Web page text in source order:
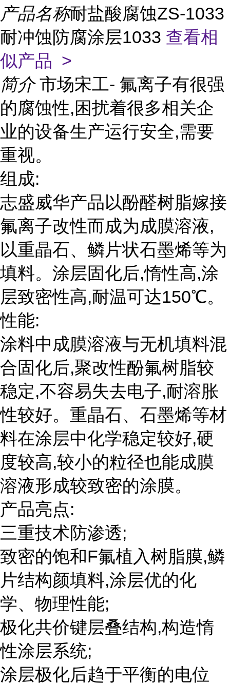
产品名称耐盐酸腐蚀ZS-1033
耐冲蚀防腐涂层1033 查看相
似产品 >
简介 市场宋工- 氟离子有很强
的腐蚀性,困扰着很多相关企
业的设备生产运行安全,需要
重视。
组成:
志盛威华产品以酚醛树脂嫁接
氟离子改性而成为成膜溶液,
以重晶石、鳞片状石墨烯等为
填料。涂层固化后,惰性高,涂
层致密性高,耐温可达150℃。
性能:
涂料中成膜溶液与无机填料混
合固化后,聚改性酚氟树脂较
稳定,不容易失去电子,耐溶胀
性较好。重晶石、石墨烯等材
料在涂层中化学稳定较好,硬
度较高,较小的粒径也能成膜
溶液形成较致密的涂膜。
产品亮点:
三重技术防渗透;
致密的饱和F氟植入树脂膜,鳞
片结构颜填料,涂层优的化
学、物理性能;
极化共价键层叠结构,构造惰
性涂层系统;
涂层极化后趋于平衡的电位